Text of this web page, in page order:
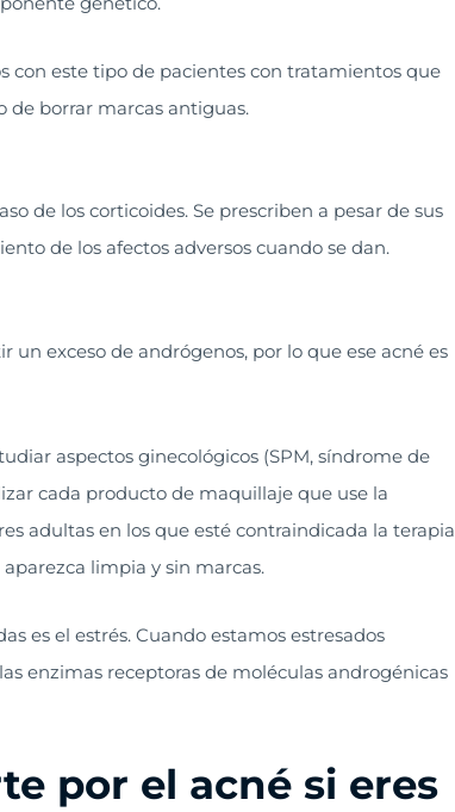
con este tipo de pacientes con tratamientos que
de borrar marcas antiguas.
de los corticoides. Se prescriben a pesar de sus
de los afectos adversos cuando se dan.
exceso de andrógenos, por lo que ese acné es
aspectos ginecológicos (SPM, síndrome de
cada producto de maquillaje que use la
adultas en los que esté contraindicada la terapia
limpia y sin marcas.
es el estrés. Cuando estamos estresados
enzimas receptoras de moléculas androgénicas
por el acné si eres